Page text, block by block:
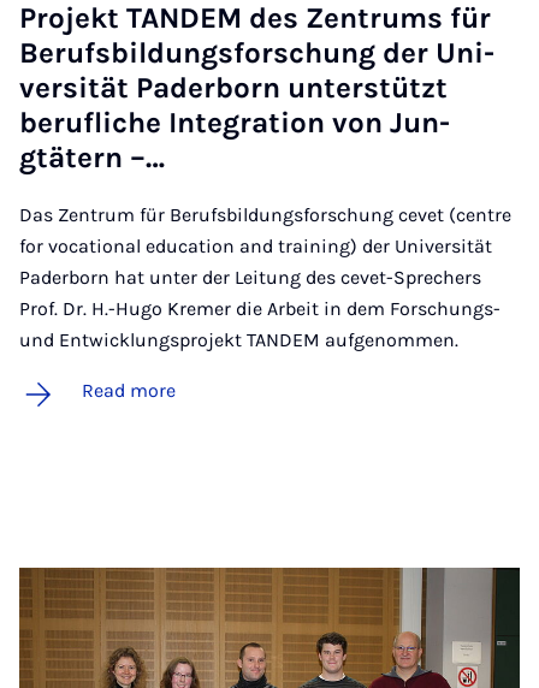
Pro­jekt TAN­DEM des Zen­trums für
Berufs­b­ildungs­forschung der Uni­
versität Pader­born un­ter­stützt
beru­f­liche In­teg­ra­tion von Jun­
gtätern –…
Das Zentrum für Berufsbildungsforschung cevet (centre
for vocational education and training) der Universität
Paderborn hat unter der Leitung des cevet-Sprechers
Prof. Dr. H.-Hugo Kremer die Arbeit in dem Forschungs-
und Entwicklungsprojekt TANDEM aufgenommen.
Read more